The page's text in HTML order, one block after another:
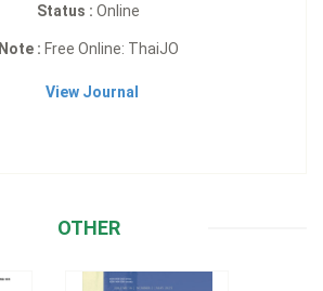
Status : Online
Note : Free Online: ThaiJO
View Journal
OTHER